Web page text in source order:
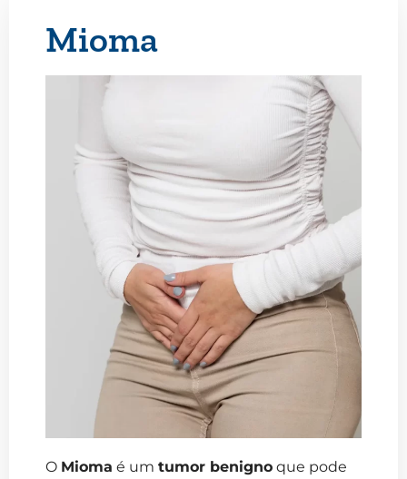
Mioma
O Mioma é um tumor benigno que pode